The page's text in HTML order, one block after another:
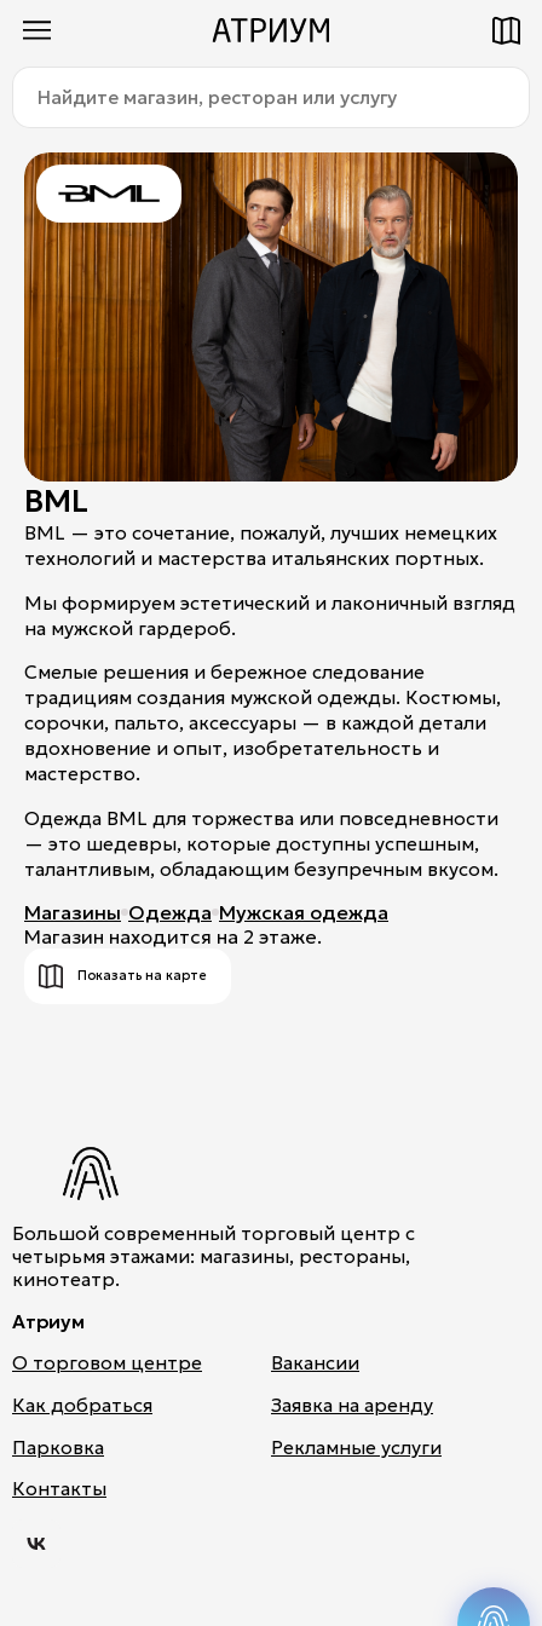
Как добраться Паркинг
Магазины
Еда
Услуги
Детям
О торговом центре
Контакты
Ваканcии
Заявка на аренду
Рекламные услуги
Контакты
+7 (495) 970-15-55
info@atrium.su
Атриум во
Вконтакте
Найдите
магазин,
ресторан
или
услугу:
BML
BML — это сочетание, пожалуй, лучших немецких
технологий и мастерства итальянских портных.
Мы формируем эстетический и лаконичный взгляд
на мужской гардероб.
Смелые решения и бережное следование
традициям создания мужской одежды. Костюмы,
сорочки, пальто, аксессуары — в каждой детали
вдохновение и опыт, изобретательность и
мастерство.
Одежда BML для торжества или повседневности
— это шедевры, которые доступны успешным,
талантливым, обладающим безупречным вкусом.
Магазины Одежда Мужская одежда
Магазин находится на 2 этаже.
Показать на карте
Большой современный торговый центр с
четырьмя этажами: магазины, рестораны,
кинотеатр.
Атриум
О торговом центре
Как добраться
Парковка
Контакты
Вакансии
Заявка на аренду
Рекламные услуги
Атри
Вкон
Title